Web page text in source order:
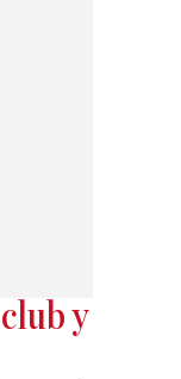
y